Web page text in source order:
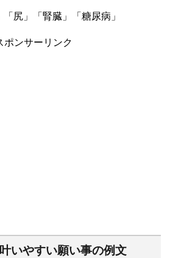
「尻」「腎臓」「糖尿病」
ポンサーリンク
いやすい願い事の例文